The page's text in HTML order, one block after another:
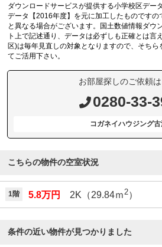
ダウンロードサービスが提供する小学校区デー
データ【2016年度】を元に加工したものです
と異なる場合がございます。国土数値情報ダウ
ト上で記述通り、データは必ずしも正確とは言
区)は毎年見直しの対象となりますので、そち
てご活用下さい。
お部屋探しのご依頼
0280-33-
コガネイハウジング
こちらの物件の空室状況
1階 5.8万円 2K（29.84ｍ2）
条件の近い物件が見つかりました